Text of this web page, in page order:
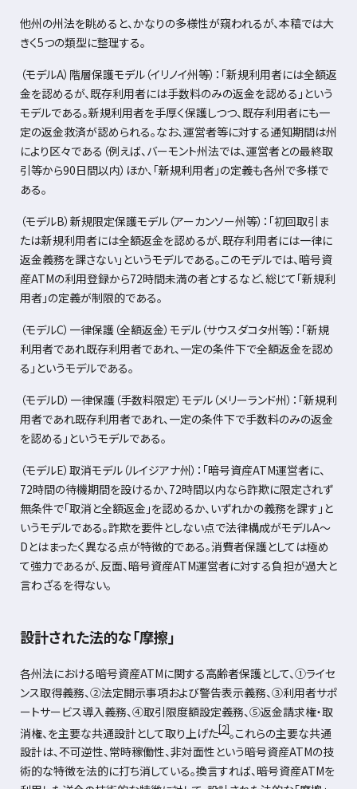
他州の州法を眺めると、かなりの多様性が窺われるが、本稿では大
きく5つの類型に整理する。
（モデルA）階層保護モデル（イリノイ州等）：「新規利用者には全額返
金を認めるが、既存利用者には手数料のみの返金を認める」という
モデルである。新規利用者を手厚く保護しつつ、既存利用者にも一
定の返金救済が認められる。なお、運営者等に対する通知期間は州
により区々である（例えば、バーモント州法では、運営者との最終取
引等から90日間以内）ほか、「新規利用者」の定義も各州で多様で
ある。
（モデルB）新規限定保護モデル（アーカンソー州等）：「初回取引ま
たは新規利用者には全額返金を認めるが、既存利用者には一律に
返金義務を課さない」というモデルである。このモデルでは、暗号資
産ATMの利用登録から72時間未満の者とするなど、総じて「新規利
用者」の定義が制限的である。
（モデルC）一律保護（全額返金）モデル（サウスダコタ州等）：「新規
利用者であれ既存利用者であれ、一定の条件下で全額返金を認め
る」というモデルである。
（モデルD）一律保護（手数料限定）モデル（メリーランド州）：「新規利
用者であれ既存利用者であれ、一定の条件下で手数料のみの返金
を認める」というモデルである。
（モデルE）取消モデル（ルイジアナ州）：「暗号資産ATM運営者に、
72時間の待機期間を設けるか、 72時間以内なら詐欺に限定されず
無条件で「取消と全額返金」を認めるか、いずれかの義務を課す」と
いうモデルである。詐欺を要件としない点で法律構成がモデルA～
Dとはまったく異なる点が特徴的である。消費者保護としては極め
て強力であるが、反面、暗号資産ATM運営者に対する負担が過大と
言わざるを得ない。
設計された法的な「摩擦」
各州法における暗号資産ATMに関する高齢者保護として、①ライセ
ンス取得義務、②法定開示事項および警告表示義務、③利用者サポ
ートサービス導入義務、④取引限度額設定義務、⑤返金請求権・取
消権、を主要な共通設計として取り上げた[2]。これらの主要な共通
設計は、不可逆性、常時稼働性、非対面性という暗号資産ATMの技
術的な特徴を法的に打ち消している。換言すれば、暗号資産ATMを